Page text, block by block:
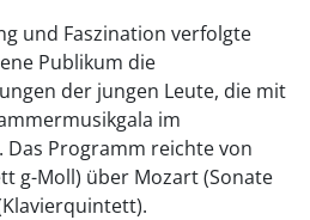
und Faszination verfolgte
Publikum die
der jungen Leute, die mit
im
Programm reichte von
g-Moll) über Mozart (Sonate